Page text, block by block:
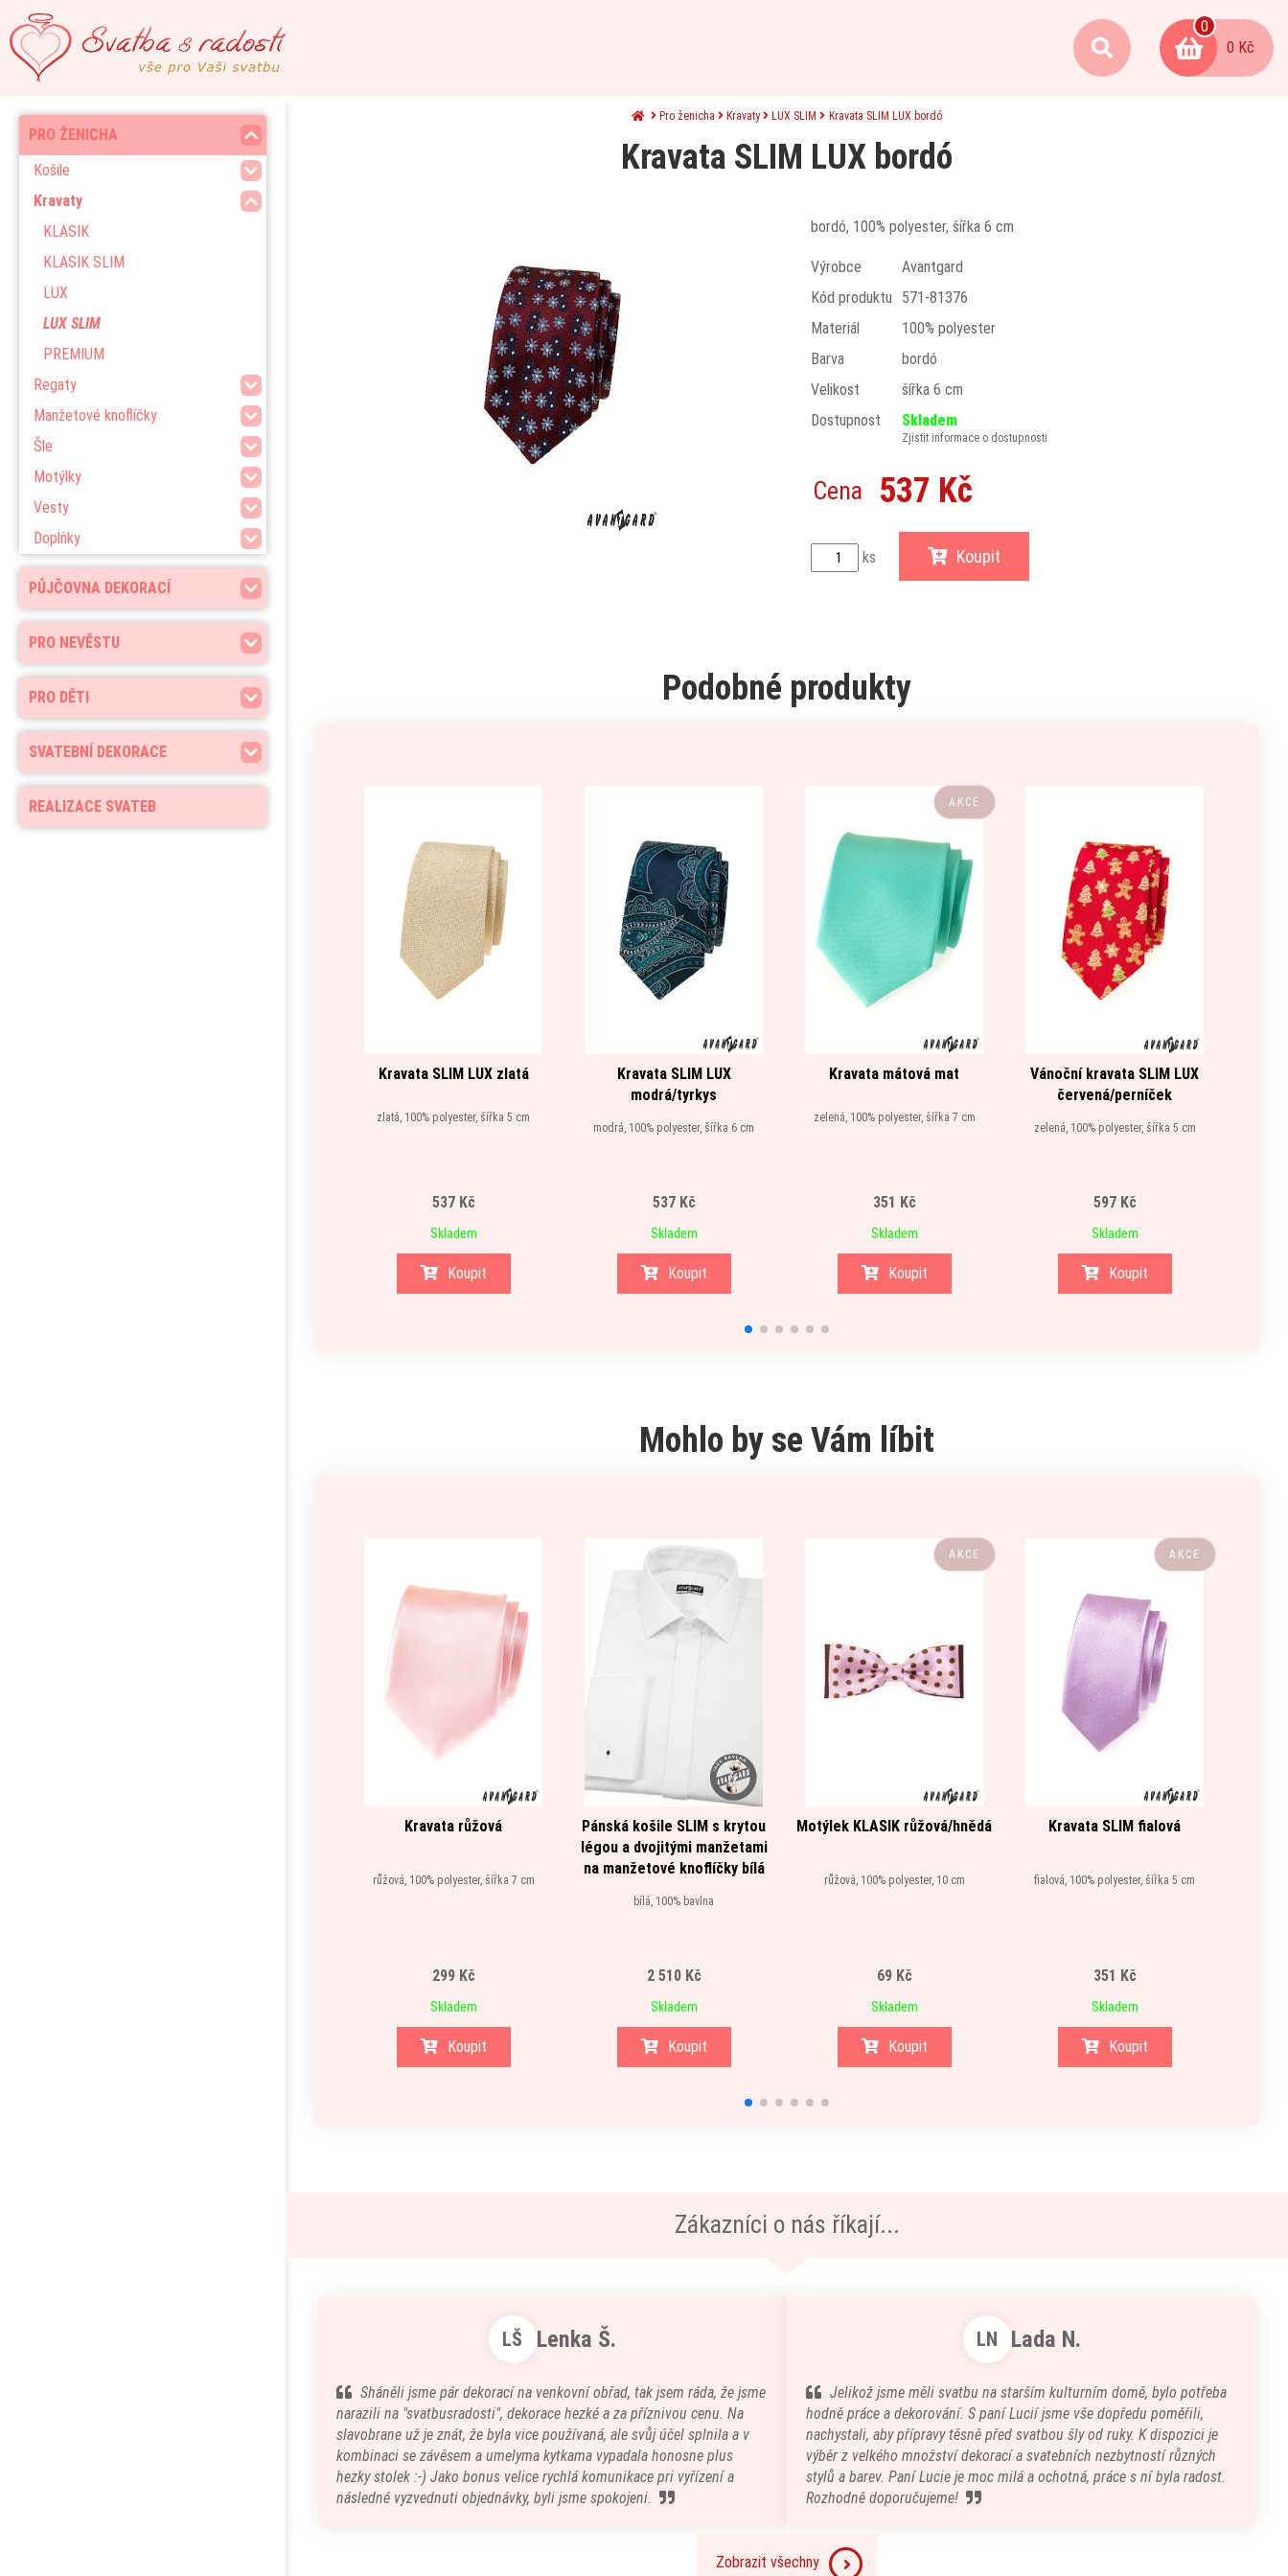
0
0 Kč
PŮJČOVNA DEKORACÍ
PRO NEVĚSTU
PRO ŽENICHA
Košile
Kravaty
KLASIK
KLASIK SLIM
LUX
LUX SLIM
PREMIUM
Regaty
Manžetové knoflíčky
Šle
Motýlky
Vesty
Doplňky
PRO DĚTI
SVATEBNÍ DEKORACE
REALIZACE SVATEB
Pro ženicha Kravaty LUX SLIM Kravata SLIM LUX bordó
Kravata SLIM LUX bordó
bordó, 100% polyester, šířka 6 cm
Výrobce
Avantgard
Kód produktu
571-81376
Materiál
100% polyester
Barva
bordó
Velikost
šířka 6 cm
Dostupnost
Skladem
Zjistit informace o dostupnosti
Cena 537 Kč
ks Koupit
Podobné produkty
Kravata SLIM LUX zlatá
zlatá, 100% polyester, šířka 5 cm
537 Kč
Skladem
Koupit
Kravata SLIM LUX
modrá/tyrkys
modrá, 100% polyester, šířka 6 cm
537 Kč
Skladem
Koupit
AKCE
Kravata mátová mat
zelená, 100% polyester, šířka 7 cm
351 Kč
Skladem
Koupit
Vánoční kravata SLIM LUX
červená/perníček
zelená, 100% polyester, šířka 5 cm
597 Kč
Skladem
Koupit
Mohlo by se Vám líbit
Kravata růžová
růžová, 100% polyester, šířka 7 cm
299 Kč
Skladem
Koupit
Pánská košile SLIM s krytou
légou a dvojitými manžetami
na manžetové knoflíčky bílá
bílá, 100% bavlna
2 510 Kč
Skladem
Koupit
AKCE
Motýlek KLASIK růžová/hnědá
růžová, 100% polyester, 10 cm
69 Kč
Skladem
Koupit
AKCE
Kravata SLIM fialová
fialová, 100% polyester, šířka 5 cm
351 Kč
Skladem
Koupit
Zákazníci o nás říkají...
LŠ Lenka Š.
Sháněli jsme pár dekorací na venkovní obřad, tak jsem ráda, že jsme
narazili na "svatbusradosti", dekorace hezké a za příznivou cenu. Na
slavobrane už je znát, že byla vice používaná, ale svůj účel splnila a v
kombinaci se závěsem a umelyma kytkama vypadala honosne plus
hezky stolek :-) Jako bonus velice rychlá komunikace pri vyřízení a
následné vyzvednuti objednávky, byli jsme spokojeni.
LN Lada N.
Jelikož jsme měli svatbu na starším kulturním domě, bylo potřeba
hodně práce a dekorování. S paní Lucií jsme vše dopředu poměřili,
nachystali, aby přípravy těsně před svatbou šly od ruky. K dispozici je
výběr z velkého množství dekorací a svatebních nezbytností různých
stylů a barev. Paní Lucie je moc milá a ochotná, práce s ní byla radost.
Rozhodně doporučujeme!
Zobrazit všechny